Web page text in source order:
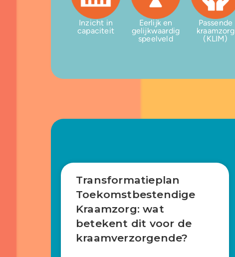
Inzicht in
capaciteit
Eerlijk en
gelijkwaardig
speelveld
Passende
kraamzorg
(KLIM)
Transformatieplan
Toekomstbestendige
Kraamzorg: wat
betekent dit voor de
kraamverzorgende?